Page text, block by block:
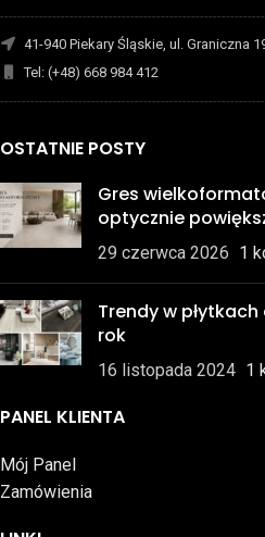
41-940 Piekary Śląskie, ul. Graniczna
Tel: (+48) 668 984 412
OSTATNIE POSTY
Gres
optycznie
29 czerwca 2026 1
Trendy w
rok
16 listopada 2024 1
PANEL KLIENTA
Mój Panel
Zamówienia